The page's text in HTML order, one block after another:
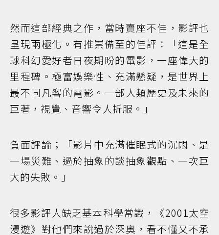
然而這部經典之作，當時賣座不佳，影評也
呈現兩極化。有推崇備至的佳評：「這是全
球科幻愛好者日夜期盼的電影，一座偉大的
里程碑。極富娛樂性、充滿懸疑，是世界上
最不同凡響的電影。一部人類歷史及未來的
巨著，視覺、音響令人折服。」
負面評論；「影片中充滿催眠式的沉悶、是
一場災難、過於抽象的談抽象觀點、一次巨
大的失敗。」
很多影評人缺乏基本科學常識，《2001太空
漫遊》對他們來說過於深奧，看不懂又不承